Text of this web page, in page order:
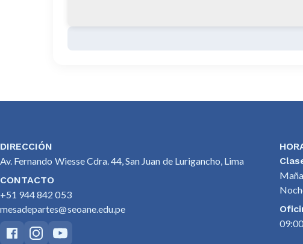
DIRECCIÓN
Av. Fernando Wiesse Cdra. 44, San Juan de Lurigancho, Lima
CONTACTO
+51 944 842 053
mesadepartes@seoane.edu.pe